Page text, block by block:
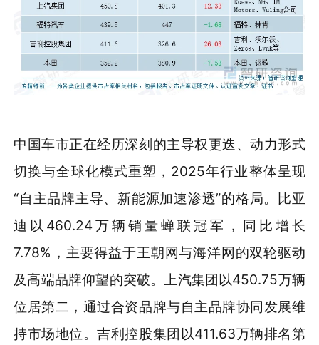
中国车市正在经历深刻的主导权更迭、动力形式
切换与全球化模式重塑，2025年行业整体呈现
“自主品牌主导、新能源加速渗透”的格局。比亚
迪以460.24万辆销量蝉联冠军，同比增长
7.78%，主要得益于王朝网与海洋网的双轮驱动
及高端品牌仰望的突破。上汽集团以450.75万辆
位居第二，通过合资品牌与自主品牌协同发展维
持市场地位。吉利控股集团以411.63万辆排名第